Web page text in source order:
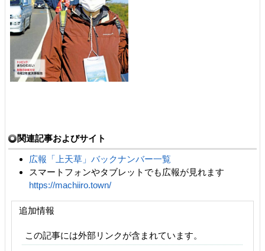
関連記事およびサイト
広報「上天草」バックナンバー一覧
スマートフォンやタブレットでも広報が見れます
https://machiiro.town/
追加情報
この記事には外部リンクが含まれています。